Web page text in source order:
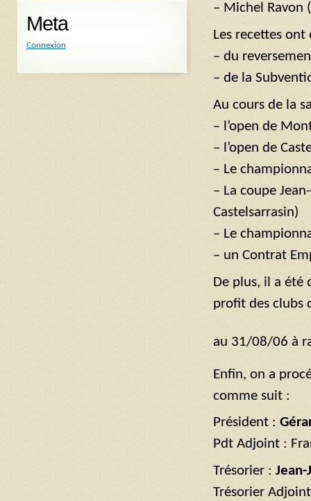
– Michel Ravon
Les recettes
– du
– de la
Au cours de la
– l’open de
– l’open de
– Le
– La coupe
Castelsarrasin)
– Le
– un Contrat
De plus, il a été
profit des clubs
au 31/08/06 à
Enfin, on a
comme suit :
Président :
Pdt Adjoint :
Trésorier : Jean-
Trésorier
Meta
Connexion